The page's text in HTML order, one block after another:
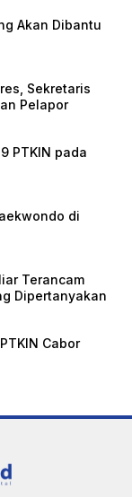
Akan Dibantu
Sekretaris
Pelapor
PTKIN pada
di
Terancam
Dipertanyakan
Cabor